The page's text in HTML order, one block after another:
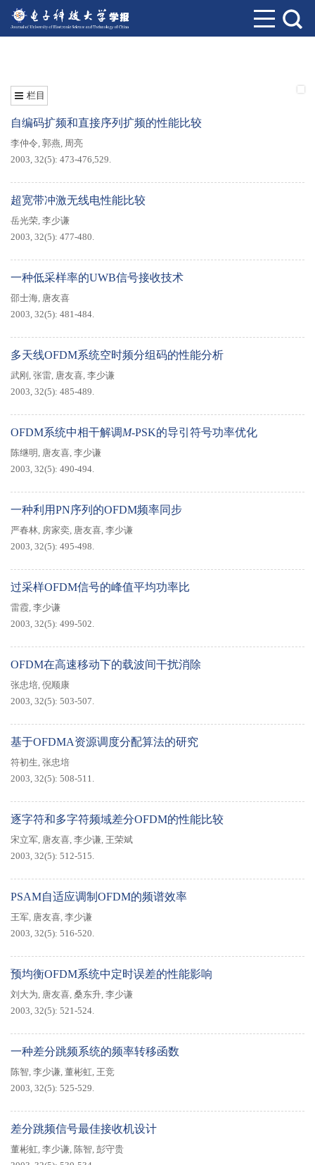
栏目
自编码扩频和直接序列扩频的性能比较
李仲令, 郭燕, 周亮
2003, 32(5): 473-476,529.
超宽带冲激无线电性能比较
岳光荣, 李少谦
2003, 32(5): 477-480.
一种低采样率的UWB信号接收技术
邵士海, 唐友喜
2003, 32(5): 481-484.
多天线OFDM系统空时频分组码的性能分析
武刚 , 张雷, 唐友喜, 李少谦
2003, 32(5): 485-489.
OFDM系统中相干解调M-PSK的导引符号功率优化
陈继明 , 唐友喜, 李少谦
2003, 32(5): 490-494.
一种利用PN序列的OFDM频率同步
严春林, 房家奕, 唐友喜, 李少谦
2003, 32(5): 495-498.
过采样OFDM信号的峰值平均功率比
雷霞, 李少谦
2003, 32(5): 499-502.
OFDM在高速移动下的载波间干扰消除
张忠培, 倪顺康
2003, 32(5): 503-507.
基于OFDMA资源调度分配算法的研究
符初生, 张忠培
2003, 32(5): 508-511.
逐字符和多字符频域差分OFDM的性能比较
宋立军, 唐友喜, 李少谦, 王荣斌
2003, 32(5): 512-515.
PSAM自适应调制OFDM的频谱效率
王军, 唐友喜, 李少谦
2003, 32(5): 516-520.
预均衡OFDM系统中定时误差的性能影响
刘大为, 唐友喜, 桑东升, 李少谦
2003, 32(5): 521-524.
一种差分跳频系统的频率转移函数
陈智, 李少谦, 董彬虹, 王竞
2003, 32(5): 525-529.
差分跳频信号最佳接收机设计
董彬虹, 李少谦, 陈智, 彭守贵